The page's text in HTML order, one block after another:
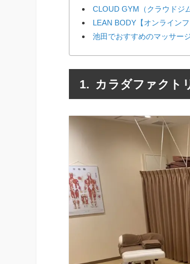
CLOUD GYM（クラウドジ
LEAN BODY【オンラインフ
池田でおすすめのマッサー
カラダファクト